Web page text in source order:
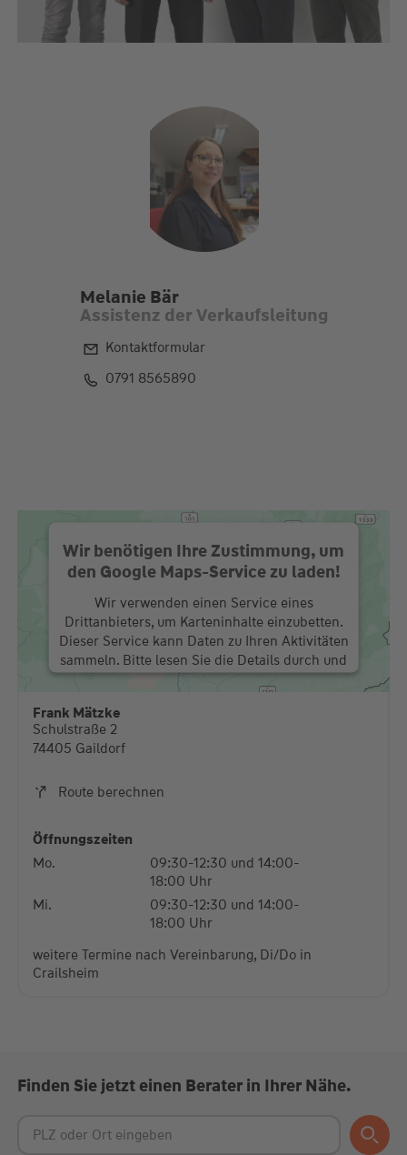
Melanie Bär
Assistenz der Verkaufsleitung
Kontaktformular
0791 8565890
Wir benötigen Ihre Zustimmung, um
den Google Maps-Service zu laden!
Wir verwenden einen Service eines
Drittanbieters, um Karteninhalte einzubetten.
Dieser Service kann Daten zu Ihren Aktivitäten
sammeln. Bitte lesen Sie die Details durch und
stimmen Sie der Nutzung des Service zu, um
diese Karte anzuzeigen.
Frank Mätzke
Schulstraße 2
74405 Gaildorf
Route berechnen
Öffnungszeiten
Mo.
09:30-12:30 und 14:00-
18:00 Uhr
Mi.
09:30-12:30 und 14:00-
18:00 Uhr
weitere Termine nach Vereinbarung, Di/Do in
Crailsheim
Finden Sie jetzt einen Berater in Ihrer Nähe.